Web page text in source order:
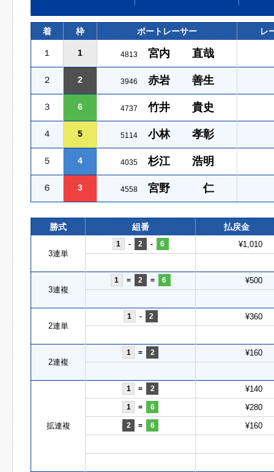
着 枠 ボートレーサー レ
１ 1 4813 宮内 直哉
２ 2 3946 赤岩 善生
３ 6 4737 竹井 貴史
４ 5 5114 小林 孝彰
５ 4 4035 杉江 浩明
６ 3 4558 宮野 仁
勝式 組番 払戻金
3連単
1 - 2 - 6 ¥1,010
3連複
1 = 2 = 6 ¥500
2連単
1 - 2 ¥360
2連複
1 = 2 ¥160
拡連複
1 = 2 ¥140
1 = 6 ¥280
2 = 6 ¥160